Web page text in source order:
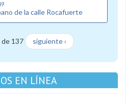
de la calle Rocafuerte
de 137 siguiente ›
EN LÍNEA